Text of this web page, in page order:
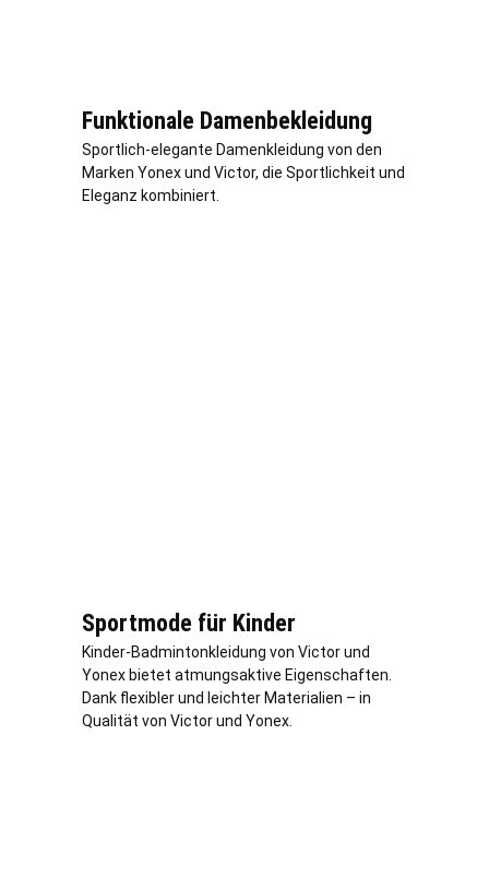
Funktionale Damenbekleidung
Sportlich-elegante Damenkleidung von den
Marken Yonex und Victor, die Sportlichkeit und
Eleganz kombiniert.
Sportmode für Kinder
Kinder-Badmintonkleidung von Victor und
Yonex bietet atmungsaktive Eigenschaften.
Dank flexibler und leichter Materialien – in
Qualität von Victor und Yonex.